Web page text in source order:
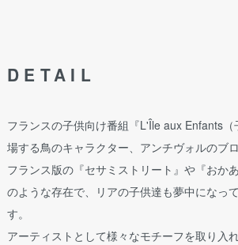
DETAIL
フランスの子供向け番組『L'Île aux Enfants（
場する鳥のキャラクター、アンチヴォルのブロ
フランス版の『セサミストリート』や『おか
のような存在で、リアの子供達も夢中になっ
す。
アーティストとして様々なモチーフを取り入